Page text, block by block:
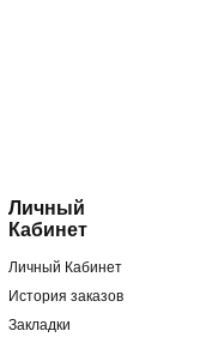
Личный
Кабинет
Личный Кабинет
История заказов
Закладки